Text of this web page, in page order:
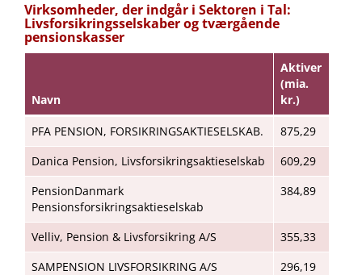
Virksomheder, der indgår i Sektoren i Tal:
Livsforsikringsselskaber og tværgående
pensionskasser
Navn
Aktiver
(mia.
kr.)
PFA PENSION, FORSIKRINGSAKTIESELSKAB.
875,29
Danica Pension, Livsforsikringsaktieselskab
609,29
PensionDanmark
Pensionsforsikringsaktieselskab
384,89
Velliv, Pension & Livsforsikring A/S
355,33
SAMPENSION LIVSFORSIKRING A/S
296,19